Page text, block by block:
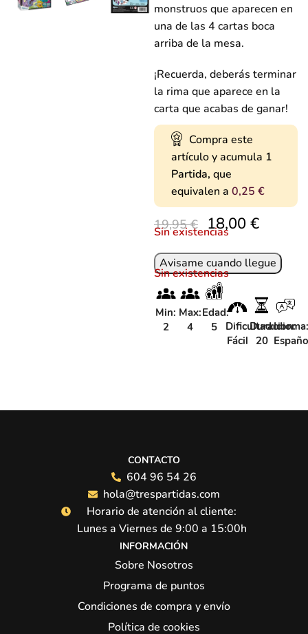
monstruos que aparecen en
una de las 4 cartas boca
arriba de la mesa.
¡Recuerda, deberás terminar
la rima que aparece en la
carta que acabas de ganar!
Compra este
artículo y acumula 1
Partida, que
equivalen a 0,25 €
19,95€ 18,00 €
Sin existencias
Sin existencias
Min:
2
Max:
4
Edad:
5
Dificultad:
Fácil
Duracion:
20
CONTACTO
604 96 54 26
hola@trespartidas.com
Horario de atención al cliente:
Lunes a Viernes de 9:00 a 15:00h
INFORMACIÓN
Sobre Nosotros
Programa de puntos
Condiciones de compra y envío
Política de cookies